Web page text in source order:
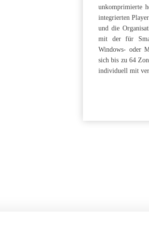
unkomprimierte
integrierten
und die
mit der für
Windows- oder
sich bis zu 64
individuell mit